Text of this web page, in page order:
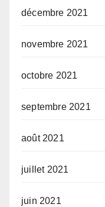
décembre 2021
novembre 2021
octobre 2021
septembre 2021
août 2021
juillet 2021
juin 2021